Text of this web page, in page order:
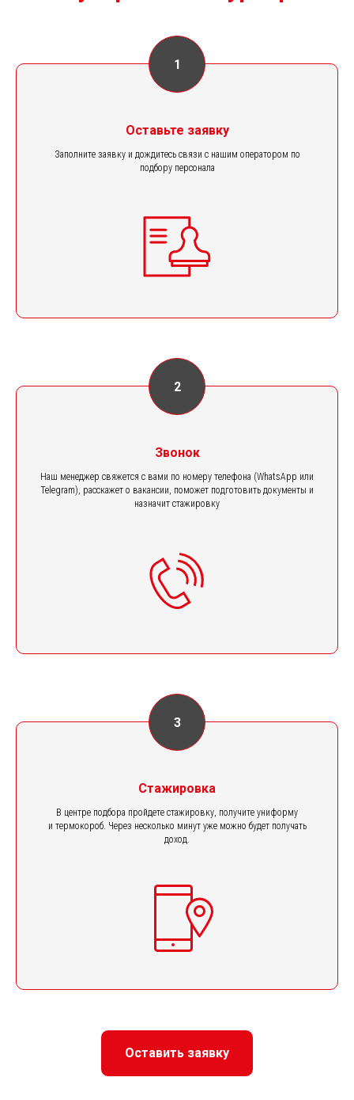
Оставьте заявку
Заполните заявку и дождитесь связи с нашим оператором по
подбору персонала
Звонок
Наш менеджер свяжется с вами по номеру телефона (WhatsApp или
Telegram), расскажет о вакансии, поможет подготовить документы и
назначит стажировку
Стажировка
В центре подбора пройдете стажировку, получите униформу
и термокороб. Через несколько минут уже можно будет получать
доход.
Оставить заявку